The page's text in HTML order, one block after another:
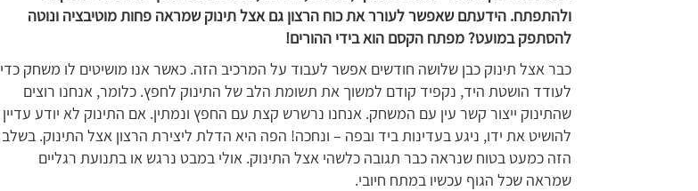
ולהתפתח. הידעתם שאפשר לעורר את כוח הרצון גם אצל תינוק שמראה פחות מוטיבציה ונוטה
להסתפק במועט? מפתח הקסם הוא בידי ההורים!
כבר אצל תינוק כבן שלושה חודשים אפשר לעבוד על המרכיב הזה. כאשר אנו מושיטים לו משחק כדי
לעודד הושטת היד, נקפיד קודם למשוך את תשומת הלב של התינוק לחפץ. כלומר, אנחנו רוצים
שהתינוק ייצור קשר עין עם המשחק. אנחנו נרשרש קצת עם החפץ ונמתין. אם התינוק לא יודע עדיין
להושיט את ידו, ניגע בעדינות ביד ובפה – ונחכה! הפה היא הדלת ליצירת הרצון אצל התינוק. בשלב
הזה כמעט בטוח שנראה כבר תגובה כלשהי אצל התינוק. אולי במבט נרגש או בתנועת רגליים
שמראה שכל הגוף עכשיו במתח חיובי.